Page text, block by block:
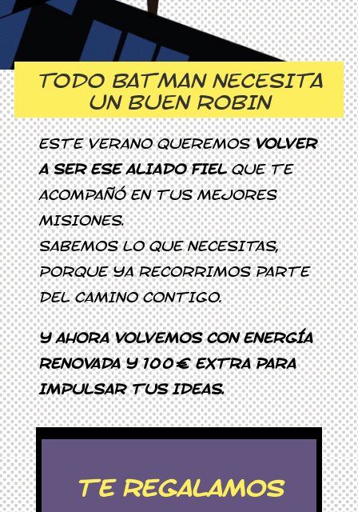
TODO BATMAN NECESITA
UN BUEN ROBIN
ESTE VERANO QUEREMOSVOLVER
A SER ESE ALIADO FIELQUE TE
ACOMPAÑÓ EN TUS MEJORES
MISIONES.
SABEMOS LO QUE NECESITAS,
PORQUE YA RECORRIMOS PARTE
DEL CAMINO CONTIGO.
Y AHORA VOLVEMOS CON ENERGÍA
RENOVADA Y 100€ EXTRA PARA
IMPULSAR TUS IDEAS.
TE REGALAMOS